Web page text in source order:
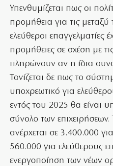
Υπενθυμίζεται πως οι
προμήθεια για τις
ελεύθεροι επαγγελματίες
προμήθειες σε σχέση με
πληρώνουν αν η ίδια
Τονίζεται δε πως το
υποχρεωτικό για
εντός του 2025 θα είναι
σύνολο των
ανέρχεται σε 3.400.000
560.000 για ελεύθερους
ενεργοποίηση των νέων